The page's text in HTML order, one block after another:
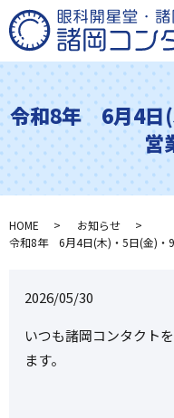
令和8年 6月4日
営
HOME
お知らせ
令和8年 6月4日(木)・5日(金)・
2026/05/30
いつも諸岡コンタクト
ます。